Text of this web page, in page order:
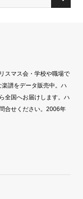
スマス会・学校や職場で
譜をデータ販売中。ハ
全国へお届けします。ハ
合せください。2006年